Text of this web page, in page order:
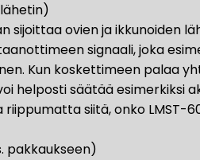
sijoittaa ovien ja ikkunoiden
signaali, joka
Kun koskettimeen palaa
helposti säätää esimerkiksi
riippumatta siitä, onko LMST-
pakkaukseen)